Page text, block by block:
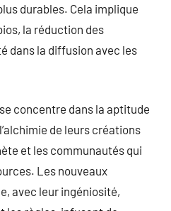
durables. Cela implique
la réduction des
dans la diffusion avec les
concentre dans la aptitude
de leurs créations
et les communautés qui
Les nouveaux
avec leur ingéniosité,